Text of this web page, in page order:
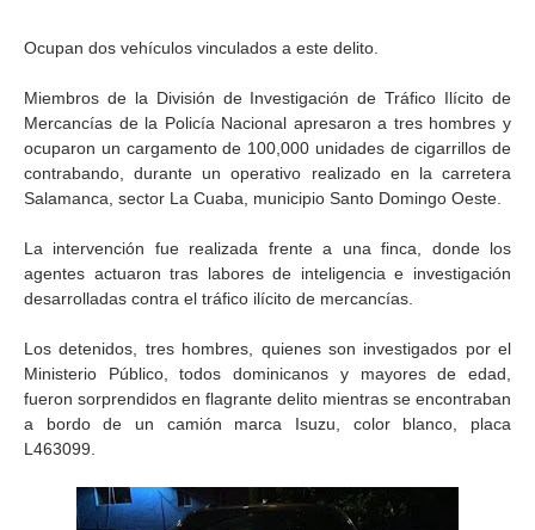
Ocupan dos vehículos vinculados a este delito.
Miembros de la División de Investigación de Tráfico Ilícito de
Mercancías de la Policía Nacional apresaron a tres hombres y
ocuparon un cargamento de 100,000 unidades de cigarrillos de
contrabando, durante un operativo realizado en la carretera
Salamanca, sector La Cuaba, municipio Santo Domingo Oeste.
La intervención fue realizada frente a una finca, donde los
agentes actuaron tras labores de inteligencia e investigación
desarrolladas contra el tráfico ilícito de mercancías.
Los detenidos, tres hombres, quienes son investigados por el
Ministerio Público, todos dominicanos y mayores de edad,
fueron sorprendidos en flagrante delito mientras se encontraban
a bordo de un camión marca Isuzu, color blanco, placa
L463099.